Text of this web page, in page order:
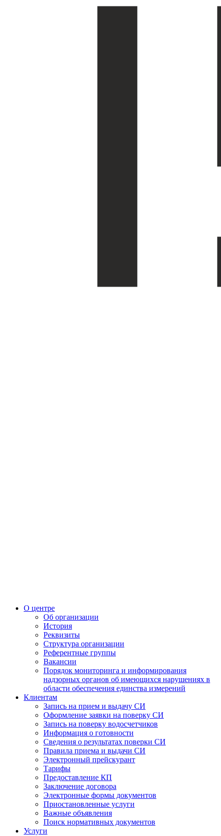
О центре
Об организации
История
Реквизиты
Структура организации
Референтные группы
Вакансии
Порядок мониторинга и информирования
надзорных органов об имеющихся нарушениях в
области обеспечения единства измерений
Клиентам
Запись на прием и выдачу СИ
Оформление заявки на поверку СИ
Запись на поверку водосчетчиков
Информация о готовности
Сведения о результатах поверки СИ
Правила приема и выдачи СИ
Электронный прейскурант
Тарифы
Предоставление КП
Заключение договора
Электронные формы документов
Приостановленные услуги
Важные объявления
Поиск нормативных документов
Услуги